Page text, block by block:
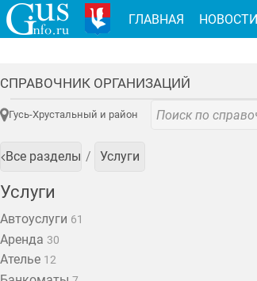
СПРАВОЧНИК ОРГАНИЗАЦИЙ
Гусь-Хрустальный и район
Все разделы Услуги
Услуги
Автоуслуги 61
Аренда 30
Ателье 12
ГЛАВНАЯ НОВОСТИ